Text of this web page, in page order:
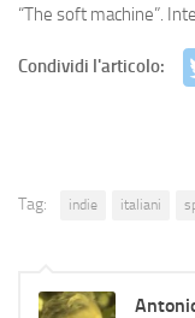
“The soft machine”.
Condividi l'articolo:
Tag: indie italiani